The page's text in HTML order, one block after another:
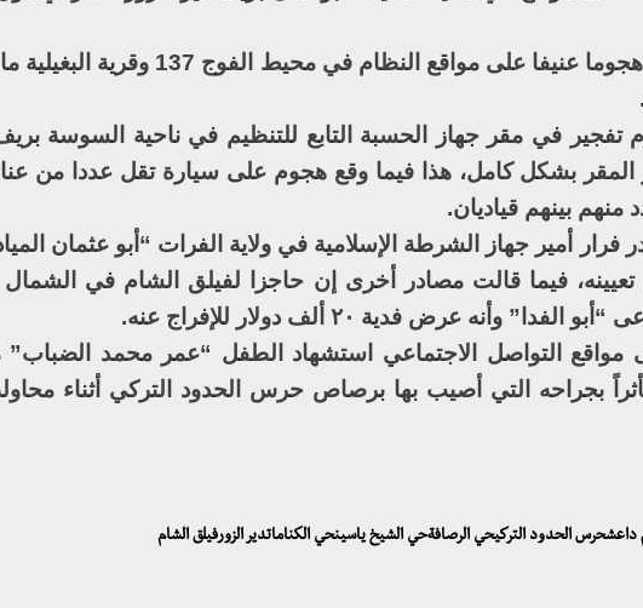
وكان تنظيم داعش قد شن هجوما عنيفا على مواقع
تفجير في مقر جهاز الحسبة التابع للتنظيم في ناحية السوسة
المقر بشكل كامل، هذا فيما وقع هجوم على سيارة تقل عددا من
بينهم قياديان.
أمير جهاز الشرطة الإسلامية في ولاية الفرات “أبو عثمان
تعيينه، فيما قالت مصادر أخرى إن حاجزا لفيلق الشام في
وأنه عرض فدية ٢٠ ألف دولار للإفراج عنه.
التواصل الاجتماعي استشهاد الطفل “عمر محمد الضباب”
بجراحه التي أصيب بها برصاص حرس الحدود التركي أثناء محاولة
داعشحرس الحدود التركيحي الرصافةحي الشيخ ياسينحي الكناماتدير الزورفيلق الشام